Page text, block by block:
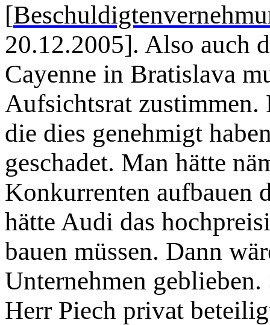
[
20.12.2005]. Also auch
Cayenne in Bratislava
Aufsichtsrat
die dies genehmigt
geschadet. Man hätte
Konkurrenten aufbauen
hätte Audi das
bauen müssen. Dann
Unternehmen
Herr Piech privat